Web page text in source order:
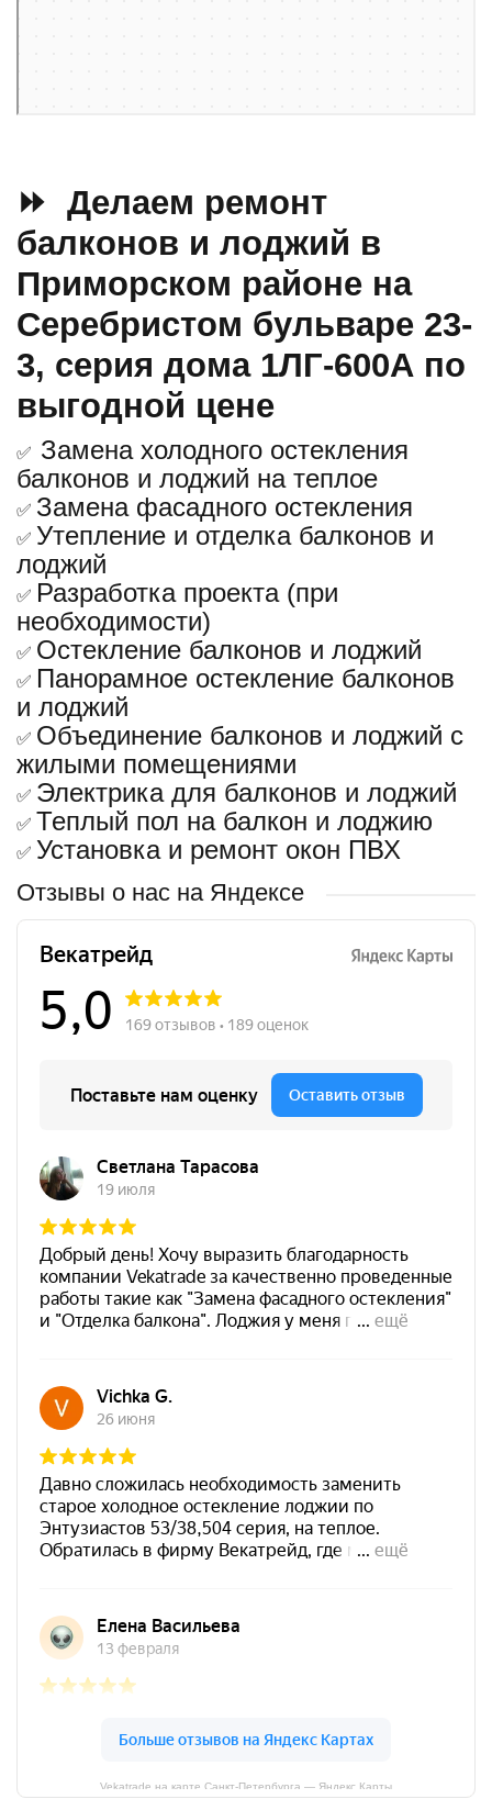
⏩ Делаем ремонт
балконов и лоджий в
Приморском районе на
Серебристом бульваре 23-
3, серия дома 1ЛГ-600А по
выгодной цене
✅ Замена холодного остекления
балконов и лоджий на теплое
✅ Замена фасадного остекления
✅ Утепление и отделка балконов и
лоджий
✅ Разработка проекта (при
необходимости)
✅ Остекление балконов и лоджий
✅ Панорамное остекление балконов
и лоджий
✅ Объединение балконов и лоджий с
жилыми помещениями
✅ Электрика для балконов и лоджий
✅ Теплый пол на балкон и лоджию
✅ Установка и ремонт окон ПВХ
Отзывы о нас на Яндексе
Vekatrade на карте Санкт‑Петербурга — Яндекс Карты